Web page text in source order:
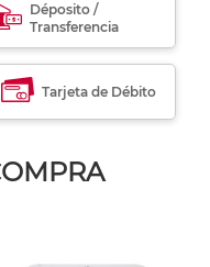
Déposito /
Transferencia
Tarjeta de Débito